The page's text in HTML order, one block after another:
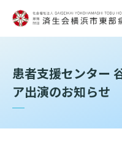
患者支援センター
ア出演のお知らせ